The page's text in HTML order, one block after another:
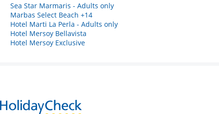
Sea Star Marmaris - Adults only
Marbas Select Beach +14
Hotel Marti La Perla - Adults only
Hotel Mersoy Bellavista
Hotel Mersoy Exclusive